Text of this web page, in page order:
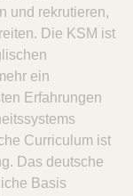
und rekrutieren,
Die KSM ist
ein
Erfahrungen
Curriculum ist
Das deutsche
Basis